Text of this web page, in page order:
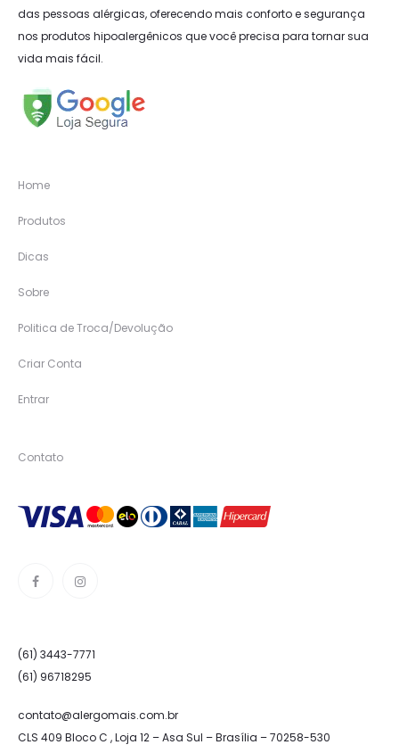
das pessoas alérgicas, oferecendo mais conforto e segurança
nos produtos hipoalergênicos que você precisa para tornar sua
vida mais fácil.
Home
Produtos
Dicas
Sobre
Politica de Troca/Devolução
Criar Conta
Entrar
Contato
(61) 3443-7771
(61) 96718295
contato@alergomais.com.br
CLS 409 Bloco C , Loja 12 – Asa Sul – Brasília – 70258-530